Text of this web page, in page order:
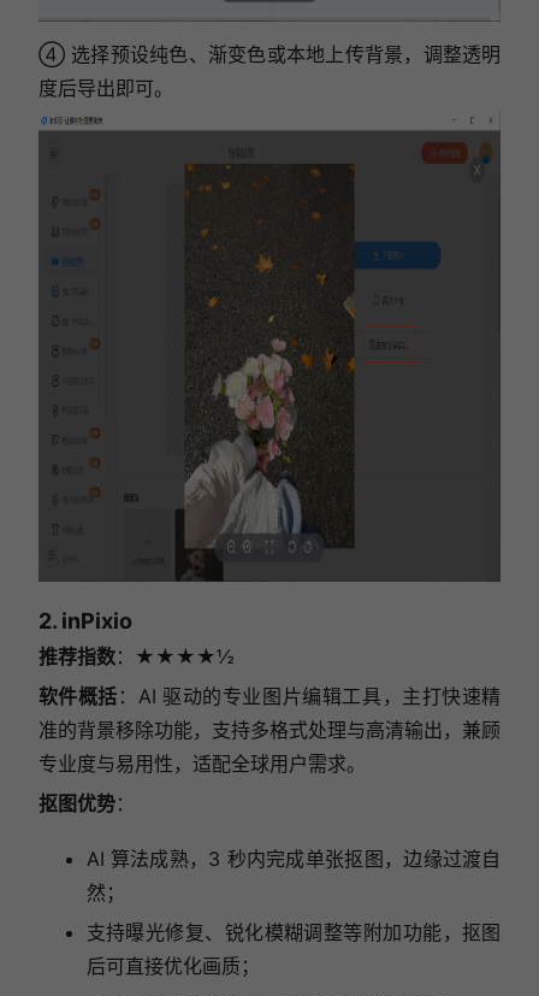
④ 选择预设纯色、渐变色或本地上传背景，调整透明
度后导出即可。
2. inPixio
推荐指数：★★★★½
软件概括 ：AI 驱动的专业图片编辑工具，主打快速精
准的背景移除功能，支持多格式处理与高清输出，兼顾
专业度与易用性，适配全球用户需求。
抠图优势：
AI 算法成熟，3 秒内完成单张抠图，边缘过渡自
然；
支持曝光修复、锐化模糊调整等附加功能，抠图
后可直接优化画质；